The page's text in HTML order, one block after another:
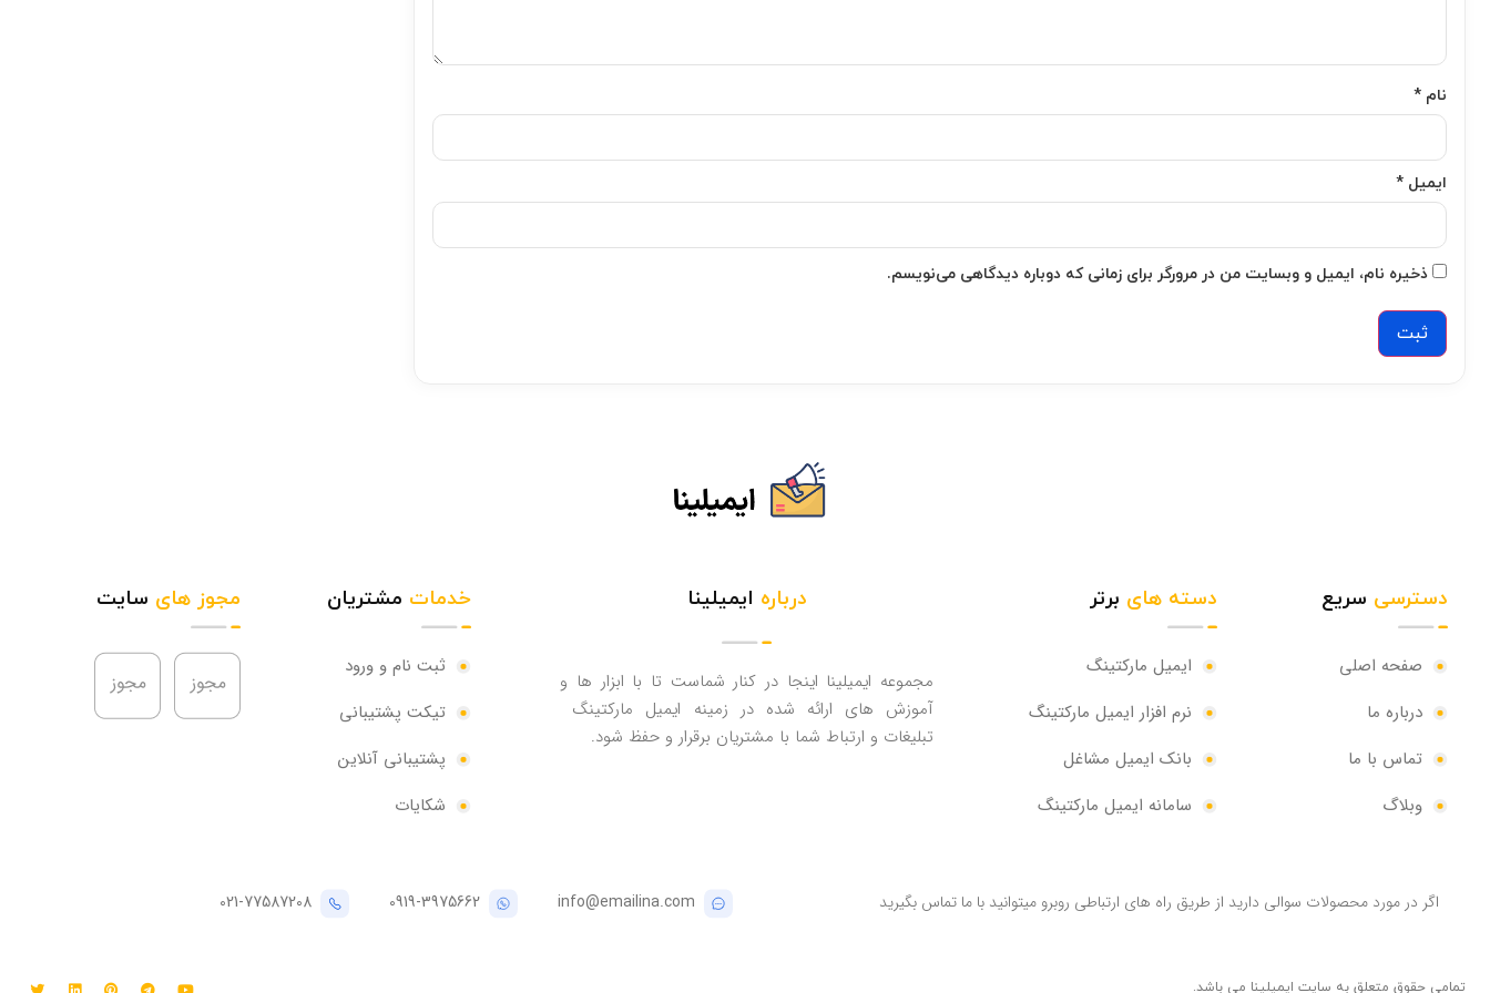
نام *
ایمیل *
ذخیره نام، ایمیل و وبسایت من در مرورگر برای زمانی که دوباره دیدگاهی می‌نویسم.
دسترسی سریع
صفحه اصلی
درباره ما
تماس با ما
وبلاگ
دسته های برتر
ایمیل مارکتینگ
نرم افزار ایمیل مارکتینگ
بانک ایمیل مشاغل
سامانه ایمیل مارکتینگ
درباره ایمیلینا
مجموعه ایمیلینا اینجا در کنار شماست تا با ابزار ها و
آموزش های ارائه شده در زمینه ایمیل مارکتینگ
تبلیغات و ارتباط شما با مشتریان برقرار و حفظ شود.
خدمات مشتریان
ثبت نام و ورود
تیکت پشتیبانی
پشتیبانی آنلاین
شکایات
مجوز های سایت
اگر در مورد محصولات سوالی دارید از طریق راه های ارتباطی روبرو میتوانید با ما تماس بگیرید info@emailina.com
0919-3975662
021-77587208
تمامی حقوق متعلق به سایت ایمیلینا می باشد.